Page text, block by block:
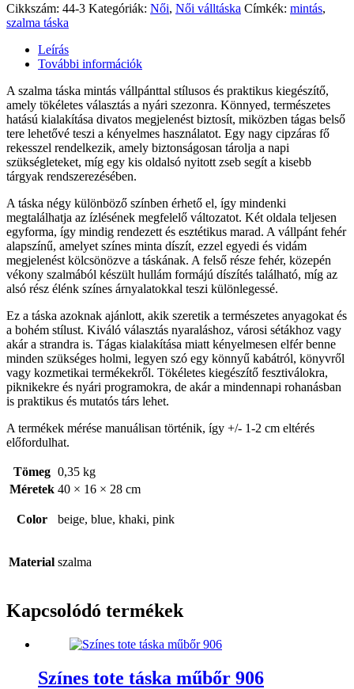
Cikkszám: 44-3 Kategóriák: Női, Női válltáska Címkék: mintás,
szalma táska
Leírás
További információk
A szalma táska mintás vállpánttal stílusos és praktikus kiegészítő,
amely tökéletes választás a nyári szezonra. Könnyed, természetes
hatású kialakítása divatos megjelenést biztosít, miközben tágas belső
tere lehetővé teszi a kényelmes használatot. Egy nagy cipzáras fő
rekesszel rendelkezik, amely biztonságosan tárolja a napi
szükségleteket, míg egy kis oldalsó nyitott zseb segít a kisebb
tárgyak rendszerezésében.
A táska négy különböző színben érhető el, így mindenki
megtalálhatja az ízlésének megfelelő változatot. Két oldala teljesen
egyforma, így mindig rendezett és esztétikus marad. A vállpánt fehér
alapszínű, amelyet színes minta díszít, ezzel egyedi és vidám
megjelenést kölcsönözve a táskának. A felső része fehér, közepén
vékony szalmából készült hullám formájú díszítés található, míg az
alsó rész élénk színes árnyalatokkal teszi különlegessé.
Ez a táska azoknak ajánlott, akik szeretik a természetes anyagokat és
a bohém stílust. Kiváló választás nyaraláshoz, városi sétákhoz vagy
akár a strandra is. Tágas kialakítása miatt kényelmesen elfér benne
minden szükséges holmi, legyen szó egy könnyű kabátról, könyvről
vagy kozmetikai termékekről. Tökéletes kiegészítő fesztiválokra,
piknikekre és nyári programokra, de akár a mindennapi rohanásban
is praktikus és mutatós társ lehet.
A termékek mérése manuálisan történik, így +/- 1-2 cm eltérés
előfordulhat.
Tömeg 0,35 kg
Méretek 40 × 16 × 28 cm
Color beige, blue, khaki, pink
Material szalma
Kapcsolódó termékek
Színes tote táska műbőr 906